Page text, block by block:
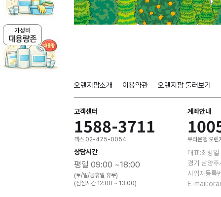
오렌지팜소개 이용약관 오렌지팜 둘러보기
고객센터
1588-3711
팩스 02-475-0054
상담시간
평일 09:00 ~18:00
(토/일/공휴일 휴무)
(점심시간 12:00 ~ 13:00)
계좌안내
우리은행 오렌
대표:최병
경기 남양
사업자등
E-